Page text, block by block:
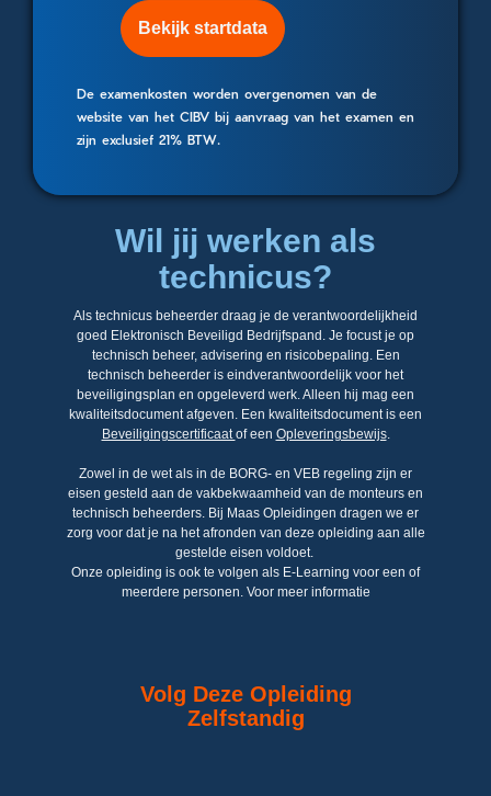
Wil jij werken als
technicus?
Als technicus beheerder draag je de verantwoordelijkheid
goed Elektronisch Beveiligd Bedrijfspand. Je focust je op
technisch beheer, advisering en risicobepaling. Een
technisch beheerder is eindverantwoordelijk voor het
beveiligingsplan en opgeleverd werk. Alleen hij mag een
kwaliteitsdocument afgeven. Een kwaliteitsdocument is een
Beveiligingscertificaat of een Opleveringsbewijs.
Zowel in de wet als in de BORG- en VEB regeling zijn er
eisen gesteld aan de vakbekwaamheid van de monteurs en
technisch beheerders. Bij Maas Opleidingen dragen we er
zorg voor dat je na het afronden van deze opleiding aan alle
gestelde eisen voldoet.
Onze opleiding is ook te volgen als E-Learning voor een of
meerdere personen. Voor meer informatie
Volg Deze Opleiding
Zelfstandig
Bekijk startdata
De examenkosten worden overgenomen van de
website van het CIBV bij aanvraag van het examen en
zijn exclusief 21% BTW.